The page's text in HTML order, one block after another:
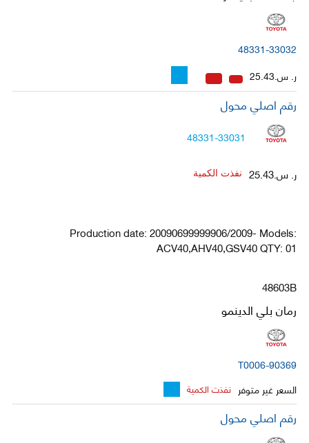
48331-33032
ر. س.25.43
رقم اصلي محول
48331-33031
ر. س.25.43 نفذت الكمية
Production date: 20090699999906/2009- Models:
ACV40,AHV40,GSV40 QTY: 01
48603B
رمان بلي الدينمو
90369-T0006
السعر غير متوفر نفذت الكمية
رقم اصلي محول